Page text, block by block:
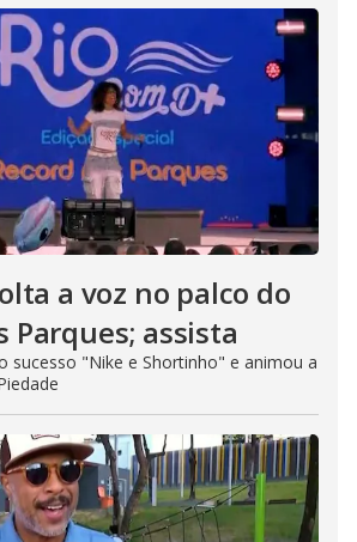
a voz no palco do
Parques; assista
sucesso "Nike e Shortinho" e animou a